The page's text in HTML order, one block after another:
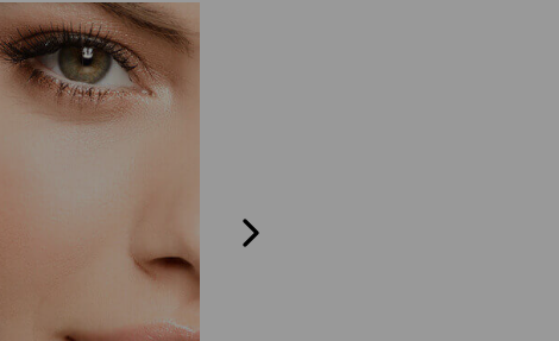
como las
se vea
sino que
ADVANCED DD CREAM